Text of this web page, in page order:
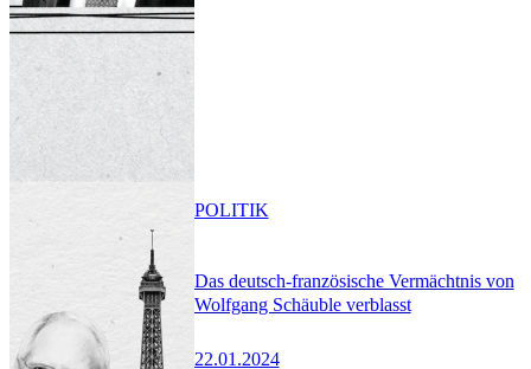
Das deutsch-französische Vermächtnis von
Wolfgang Schäuble verblasst
22.01.2024
POLITIK